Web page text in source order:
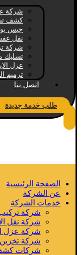
شركة
كشف
جبس
نقل
شركة
تسليك
عزل
ترميم
اتصل بنا
طلب خدمة جديدة
الصفحة الرئيسية
عن الشركة
خدمات الشركة
شركة
شركة نقل
شركة عزل
شركة تخزين
شركات كشف